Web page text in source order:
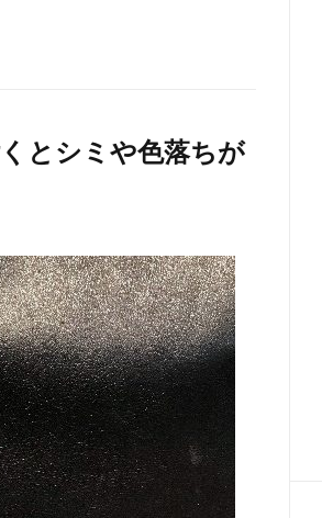
とシミや色落ちが